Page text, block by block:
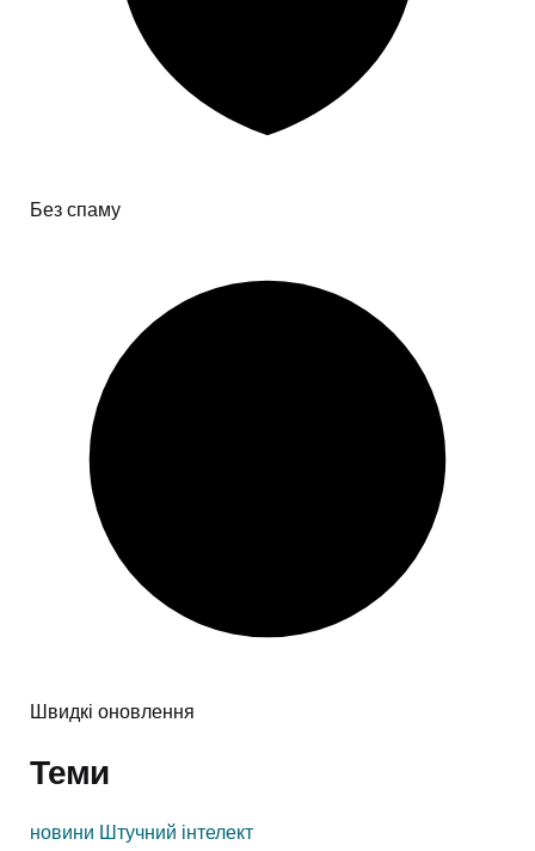
Без спаму
Швидкі оновлення
Теми
новини Штучний інтелект